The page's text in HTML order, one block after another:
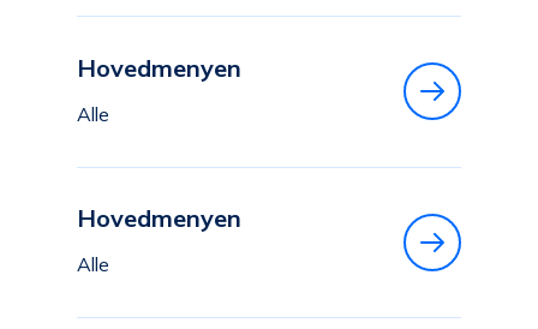
Hovedmenyen
Alle
Hovedmenyen
Alle